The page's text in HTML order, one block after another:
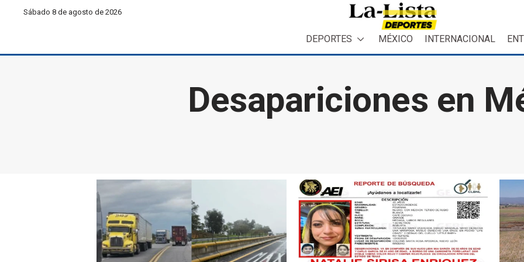
Sábado 8 de agosto de 2026
DEPORTES MÉXICO INTERNACIONAL
Desapariciones en